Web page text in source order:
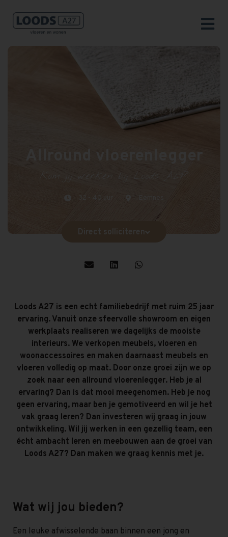
Allround vloerenlegger
Kom jij werken bij Loods A27?
32 - 40 uur
Direct solliciteren
Loods A27 is een echt familiebedrijf met ruim 25 jaar
ervaring. Vanuit onze sfeervolle showroom en eigen
werkplaats realiseren we dagelijks de mooiste
interieurs. We verkopen meubels, vloeren en
woonaccessoires en maken daarnaast meubels en
vloeren volledig op maat. Door onze groei zijn we op
zoek naar een allround vloerenlegger. Heb je al
ervaring? Dan is dat mooi meegenomen. Heb je nog
geen ervaring, maar ben je gemotiveerd en wil je het
vak graag leren? Dan investeren wij graag in jouw
ontwikkeling. Wil jij werken in een gezellig team, een
écht ambacht leren en meebouwen aan de groei van
Loods A27? Dan maken we graag kennis met je.
Wat wij jou bieden?
Een leuke afwisselende baan binnen een jong en